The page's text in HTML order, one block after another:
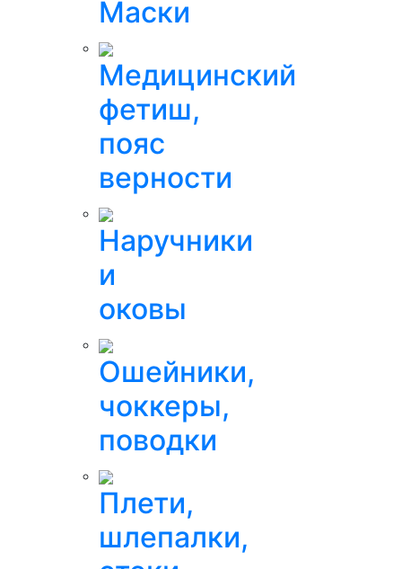
Маски
Медицинский
фетиш,
пояс
верности
Наручники
и
оковы
Ошейники,
чоккеры,
поводки
Плети,
шлепалки,